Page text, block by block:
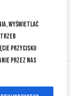
wyświetlać
przycisku
przez nas